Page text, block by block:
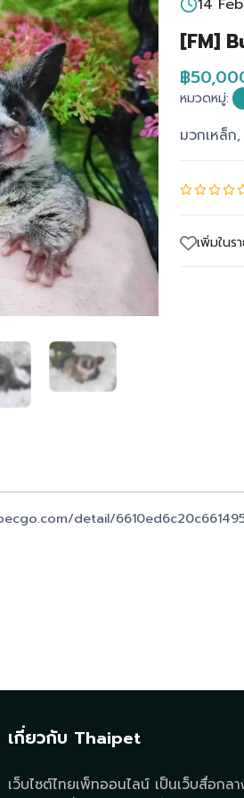
[FM]
฿
หมวดหมู่:
มวกเหล็ก,
เพิ่มในร
detail/
เกี่ยวกับ Thaipet
เว็บไซต์ไทยเพ็ทออนไลน์ เป็นเว็บสื่อกล